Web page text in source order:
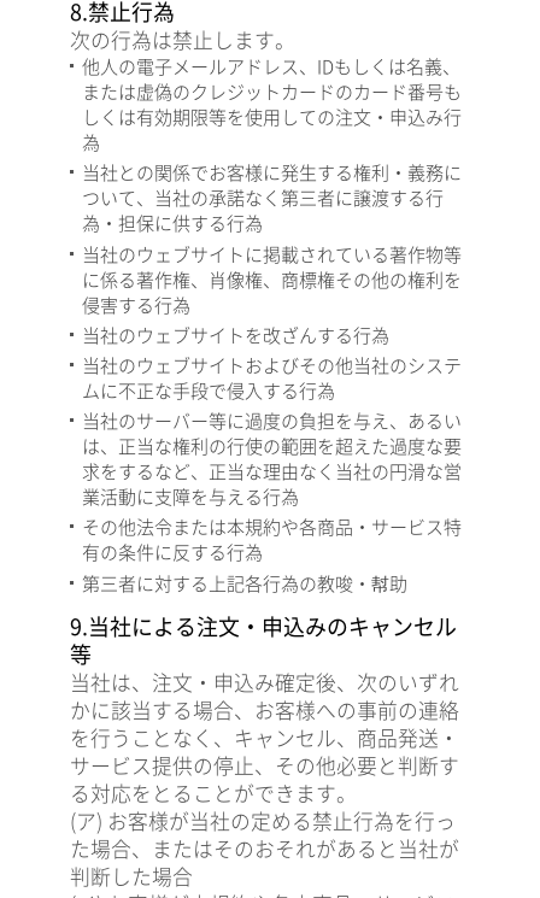
8.禁止行為
次の行為は禁止します。
他人の電子メールアドレス、IDもしくは名義、
または虚偽のクレジットカードのカード番号も
しくは有効期限等を使用しての注文・申込み行
為
当社との関係でお客様に発生する権利・義務に
ついて、当社の承諾なく第三者に譲渡する行
為・担保に供する行為
当社のウェブサイトに掲載されている著作物等
に係る著作権、肖像権、商標権その他の権利を
侵害する行為
当社のウェブサイトを改ざんする行為
当社のウェブサイトおよびその他当社のシステ
ムに不正な手段で侵入する行為
当社のサーバー等に過度の負担を与え、あるい
は、正当な権利の行使の範囲を超えた過度な要
求をするなど、正当な理由なく当社の円滑な営
業活動に支障を与える行為
その他法令または本規約や各商品・サービス特
有の条件に反する行為
第三者に対する上記各行為の教唆・幇助
9.当社による注文・申込みのキャンセル
等
当社は、注文・申込み確定後、次のいずれ
かに該当する場合、お客様への事前の連絡
を行うことなく、キャンセル、商品発送・
サービス提供の停止、その他必要と判断す
る対応をとることができます。
(ア) お客様が当社の定める禁止行為を行っ
た場合、またはそのおそれがあると当社が
判断した場合